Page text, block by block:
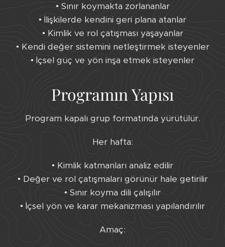
• Sınır koymakta zorlananlar
• İlişkilerde kendini geri plana atanlar
• Kimlik ve rol çatışması yaşayanlar
• Kendi değer sistemini netleştirmek isteyenler
• İçsel güç ve yön inşa etmek isteyenler
Programın Yapısı
Program kapalı grup formatında yürütülür.
Her hafta:
• Kimlik katmanları analiz edilir
• Değer ve rol çatışmaları görünür hale getirilir
• Sınır koyma dili çalışılır
• İçsel yön ve karar mekanizması yapılandırılır
Amaç: